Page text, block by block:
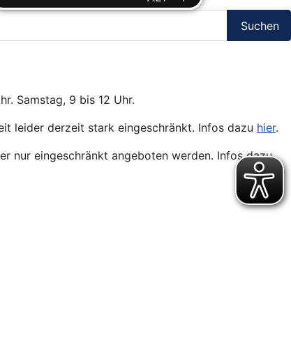
Suchen
Samstag, 9 bis 12 Uhr.
leider derzeit stark eingeschränkt. Infos dazu hier.
nur eingeschränkt angeboten werden. Infos dazu